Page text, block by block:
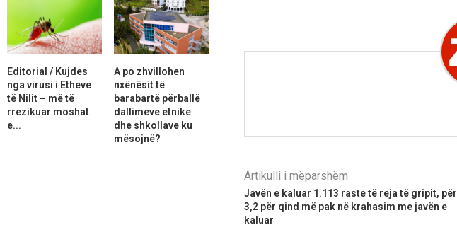
Artikulli i mëparshëm
Javën e kaluar 1.113 raste të reja të gripit, për
3,2 për qind më pak në krahasim me javën e
kaluar
Editorial / Kujdes
nga virusi i Etheve
të Nilit – më të
rrezikuar moshat
e...
A po zhvillohen
nxënësit të
barabartë përballë
dallimeve etnike
dhe shkollave ku
mësojnë?